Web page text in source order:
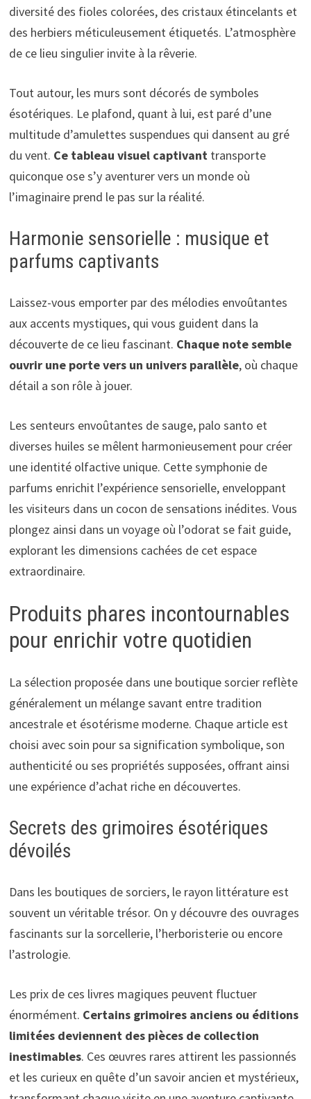
diversité des fioles colorées, des cristaux étincelants et
des herbiers méticuleusement étiquetés. L’atmosphère
de ce lieu singulier invite à la rêverie.
Tout autour, les murs sont décorés de symboles
ésotériques. Le plafond, quant à lui, est paré d’une
multitude d’amulettes suspendues qui dansent au gré
du vent. Ce tableau visuel captivanttransporte
quiconque ose s’y aventurer vers un monde où
l’imaginaire prend le pas sur la réalité.
Harmonie sensorielle : musique et
parfums captivants
Laissez-vous emporter par des mélodies envoûtantes
aux accents mystiques, qui vous guident dans la
découverte de ce lieu fascinant. Chaque note semble
ouvrir une porte vers un univers parallèle, où chaque
détail a son rôle à jouer.
Les senteurs envoûtantes de sauge, palo santo et
diverses huiles se mêlent harmonieusement pour créer
une identité olfactive unique. Cette symphonie de
parfums enrichit l’expérience sensorielle, enveloppant
les visiteurs dans un cocon de sensations inédites. Vous
plongez ainsi dans un voyage où l’odorat se fait guide,
explorant les dimensions cachées de cet espace
extraordinaire.
Produits phares incontournables
pour enrichir votre quotidien
La sélection proposée dans une boutique sorcier reflète
généralement un mélange savant entre tradition
ancestrale et ésotérisme moderne. Chaque article est
choisi avec soin pour sa signification symbolique, son
authenticité ou ses propriétés supposées, offrant ainsi
une expérience d’achat riche en découvertes.
Secrets des grimoires ésotériques
dévoilés
Dans les boutiques de sorciers, le rayon littérature est
souvent un véritable trésor. On y découvre des ouvrages
fascinants sur la sorcellerie, l’herboristerie ou encore
l’astrologie.
Les prix de ces livres magiques peuvent fluctuer
énormément. Certains grimoires anciens ou éditions
limitées deviennent des pièces de collection
inestimables. Ces œuvres rares attirent les passionnés
et les curieux en quête d’un savoir ancien et mystérieux,